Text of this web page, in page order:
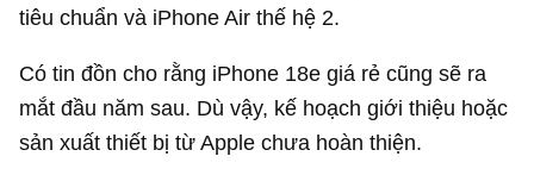
tiêu chuẩn và iPhone Air thế hệ 2.
Có tin đồn cho rằng iPhone 18e giá rẻ cũng sẽ ra
mắt đầu năm sau. Dù vậy, kế hoạch giới thiệu hoặc
sản xuất thiết bị từ Apple chưa hoàn thiện.